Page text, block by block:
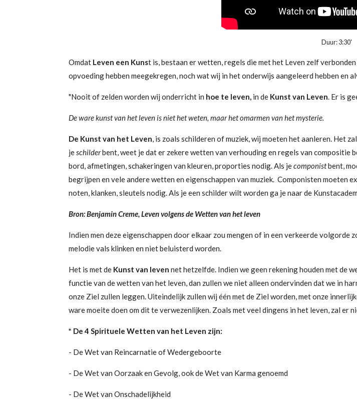
Duur: 3:30'
Omdat Leven een Kunst is, bestaan er wetten, regels die met het Leven zelf
opvoeding hebben meegekregen, noch wat wij in het onderwijs aangeleerd hebben
"Nooit of zelden worden wij onderricht in hoe te leven, in de Kunst van Leven. Er is
De ware kunst van het leven is niet het weten, maar het omarmen van het mysterie.
De Kunst van het Leven, is zoals schilderen of muziek, wij moeten het aanleren. Het
jeschilderbent, weet je dat er zekere wetten van verhouding en regels van compositie
bord, afmetingen, schakeringen van kleuren, proporties nodig. Als jecomponistbent,
begrijpen en vele andere wetten en eigenschappen van muziek. Componisten moeten
noten, klanken, sleutels nodig. Als je een schilder wilt worden ga je naar de
Bron: Benjamin Creme, Leven volgens de Wetten van het leven
Indien men deze eigenschappen door elkaar zou mengen of in een verkeerde volgorde
melodie vals klinken en niet beluisterd worden.
Het is met de Kunst van leven net hetzelfde. Indien we geen rekening houden met de
functie van de wetten van het leven, dan zullen we niet alleen ondervinden dat we in
onze Ziel zullen leggen. Uiteindelijk zullen wij één met de Ziel worden, met onze
ware moeite doen om dit te verwezenlijken. Zoals met veel dingens in het leven, zal er
* De 4 Spirituele Wetten van het Leven zijn:
- De Wet van Reincarnatie of Wedergeboorte
- De Wet van Oorzaak en Gevolg, ook de Wet van Karma genoemd
- De Wet van Onschadelijkheid